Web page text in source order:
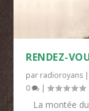
RENDEZ-
par radioroyans |
0
|
La montée